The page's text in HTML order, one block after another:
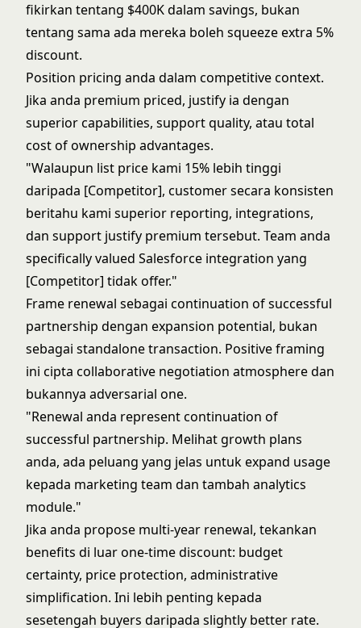
fikirkan tentang $400K dalam savings, bukan
tentang sama ada mereka boleh squeeze extra 5%
discount.
Position pricing anda dalam competitive context.
Jika anda premium priced, justify ia dengan
superior capabilities, support quality, atau total
cost of ownership advantages.
"Walaupun list price kami 15% lebih tinggi
daripada [Competitor], customer secara konsisten
beritahu kami superior reporting, integrations,
dan support justify premium tersebut. Team anda
specifically valued Salesforce integration yang
[Competitor] tidak offer."
Frame renewal sebagai continuation of successful
partnership dengan expansion potential, bukan
sebagai standalone transaction. Positive framing
ini cipta collaborative negotiation atmosphere dan
bukannya adversarial one.
"Renewal anda represent continuation of
successful partnership. Melihat growth plans
anda, ada peluang yang jelas untuk expand usage
kepada marketing team dan tambah analytics
module."
Jika anda propose multi-year renewal, tekankan
benefits di luar one-time discount: budget
certainty, price protection, administrative
simplification. Ini lebih penting kepada
sesetengah buyers daripada slightly better rate.